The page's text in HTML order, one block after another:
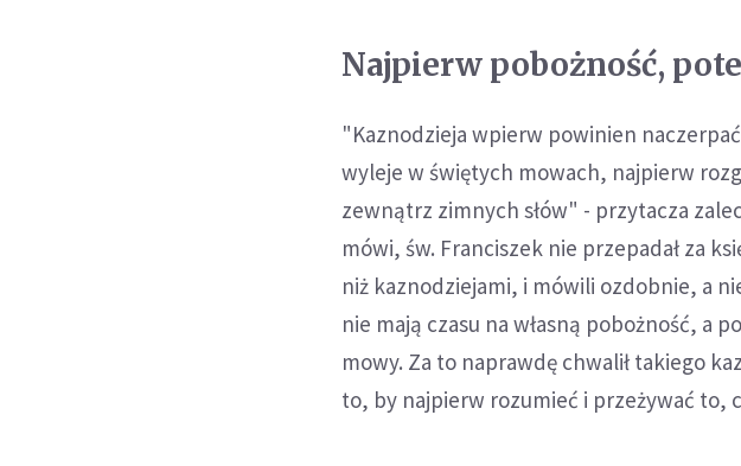
Najpierw pobożność,
"Kaznodzieja wpierw powinien
wyleje w świętych mowach, najpierw
zewnątrz zimnych słów" - przytacza
mówi, św. Franciszek nie przepadał za
niż kaznodziejami, i mówili ozdobnie, a
nie mają czasu na własną pobożność, a
mowy. Za to naprawdę chwalił takiego
to, by najpierw rozumieć i przeżywać to,